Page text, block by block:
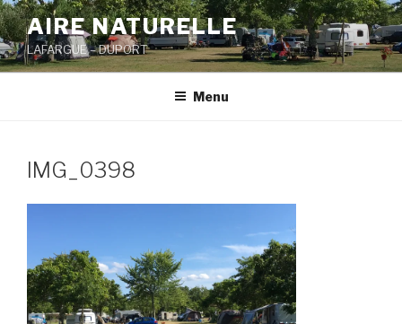
Aller
au
contenu
principal
AIRE NATURELLE
LAFARGUE – DUPORT
Menu
IMG_0398